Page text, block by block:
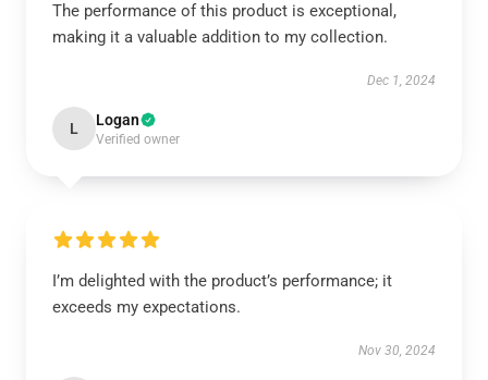
The performance of this product is exceptional,
making it a valuable addition to my collection.
Dec 1, 2024
L Logan
Verified owner
I’m delighted with the product’s performance; it
exceeds my expectations.
Nov 30, 2024